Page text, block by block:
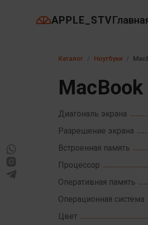
APPLE_STV
Каталог Ноутбуки
MacBook
Диагональ экрана
Разрешение экрана
Встроенная память
Процессор
Оперативная память
Операционная система
Цвет